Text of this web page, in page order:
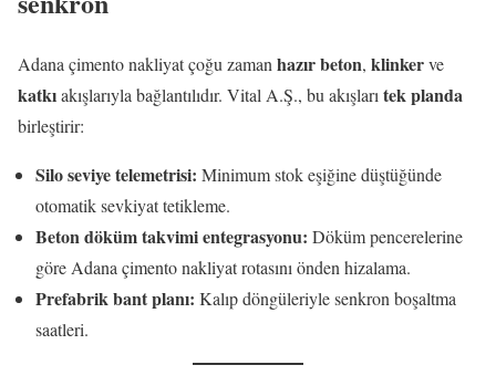
Adana çimento nakliyat çoğu zaman hazır beton, klinkerve
katkıakışlarıyla bağlantılıdır. Vital A.Ş., bu akışları tek planda
birleştirir:
Silo seviye telemetrisi: Minimum stok eşiğine düştüğünde
otomatik sevkiyat tetikleme.
Beton döküm takvimi entegrasyonu: Döküm pencerelerine
göre Adana çimento nakliyat rotasını önden hizalama.
Prefabrik bant planı: Kalıp döngüleriyle senkron boşaltma
saatleri.